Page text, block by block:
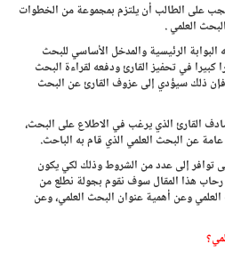
على الطالب أن يلتزم بمجموعة من الخطوات
العلمي .
الرئيسية والمدخل الأساسي للبحث
كبيرا في تحفيز القارئ ودفعه لقراءة البحث
فإن ذلك سيؤدي إلى عزوف القارئ عن البحث
القارئ الذي يرغب في الاطلاع على البحث،
عن البحث العلمي الذي قام به الباحث.
توافر إلى عدد من الشروط وذلك لكي يكون
رحاب هذا المقال سوف نقوم بجولة نطلع من
وعن أهمية عنوان البحث العلمي، وعن